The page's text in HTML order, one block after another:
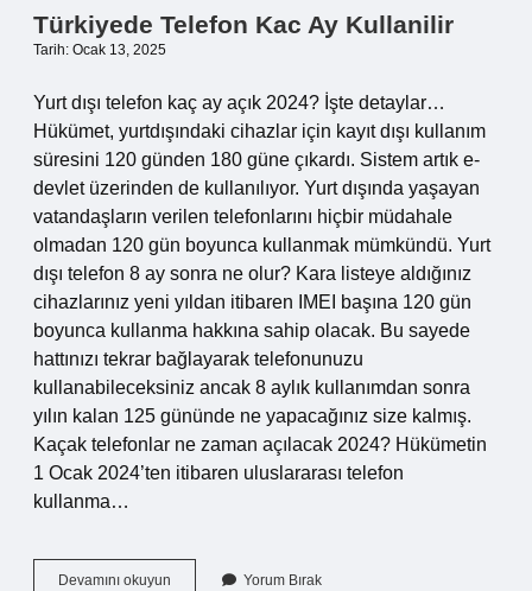
Türkiyede Telefon Kac Ay Kullanilir
Tarih: Ocak 13, 2025
Yurt dışı telefon kaç ay açık 2024? İşte detaylar…
Hükümet, yurtdışındaki cihazlar için kayıt dışı kullanım
süresini 120 günden 180 güne çıkardı. Sistem artık e-
devlet üzerinden de kullanılıyor. Yurt dışında yaşayan
vatandaşların verilen telefonlarını hiçbir müdahale
olmadan 120 gün boyunca kullanmak mümkündü. Yurt
dışı telefon 8 ay sonra ne olur? Kara listeye aldığınız
cihazlarınız yeni yıldan itibaren IMEI başına 120 gün
boyunca kullanma hakkına sahip olacak. Bu sayede
hattınızı tekrar bağlayarak telefonunuzu
kullanabileceksiniz ancak 8 aylık kullanımdan sonra
yılın kalan 125 gününde ne yapacağınız size kalmış.
Kaçak telefonlar ne zaman açılacak 2024? Hükümetin
1 Ocak 2024’ten itibaren uluslararası telefon
kullanma…
Devamını okuyun Türkiyede Yorum Bırak